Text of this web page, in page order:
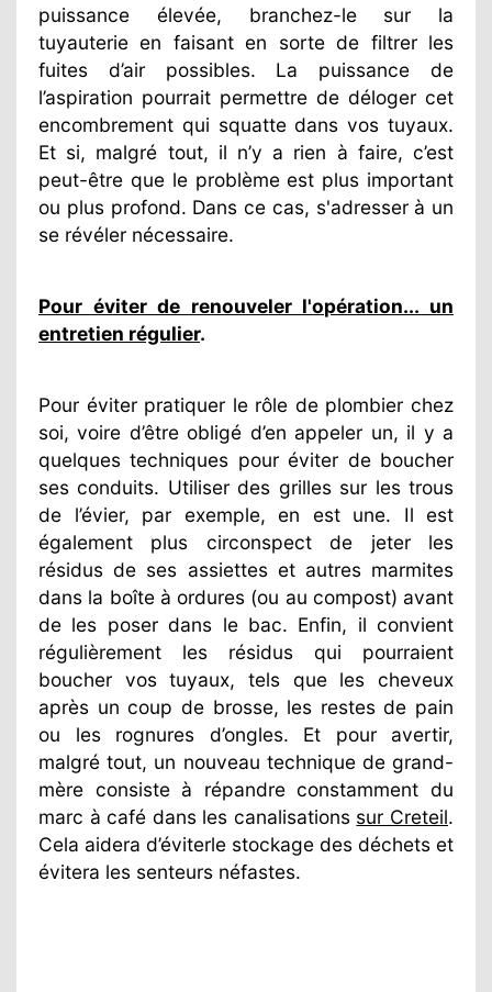
puissance élevée, branchez-le sur la
tuyauterie en faisant en sorte de filtrer les
fuites d’air possibles. La puissance de
l’aspiration pourrait permettre de déloger cet
encombrement qui squatte dans vos tuyaux.
Et si, malgré tout, il n’y a rien à faire, c’est
peut-être que le problème est plus important
ou plus profond. Dans ce cas, s'adresser à un
se révéler nécessaire.
Pour éviter de renouveler l'opération... un
entretien régulier.
Pour éviter pratiquer le rôle de plombier chez
soi, voire d’être obligé d’en appeler un, il y a
quelques techniques pour éviter de boucher
ses conduits. Utiliser des grilles sur les trous
de l’évier, par exemple, en est une. Il est
également plus circonspect de jeter les
résidus de ses assiettes et autres marmites
dans la boîte à ordures (ou au compost) avant
de les poser dans le bac. Enfin, il convient
régulièrement les résidus qui pourraient
boucher vos tuyaux, tels que les cheveux
après un coup de brosse, les restes de pain
ou les rognures d’ongles. Et pour avertir,
malgré tout, un nouveau technique de grand-
mère consiste à répandre constamment du
marc à café dans les canalisations sur Creteil.
Cela aidera d’éviterle stockage des déchets et
évitera les senteurs néfastes.